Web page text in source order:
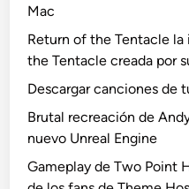
Mac
Return of the Tentacle
the Tentacle creada por
Descargar canciones de
Brutal recreación de
nuevo Unreal Engine
Gameplay de Two Point